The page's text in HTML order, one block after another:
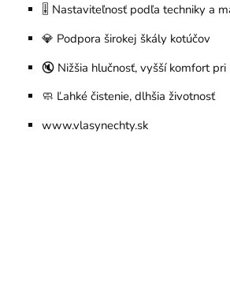
🎚️ Nastaviteľnosť podľa techniky a
💎 Podpora širokej škály kotúčov
🔇 Nižšia hlučnosť, vyšší komfort pri
🧼 Ľahké čistenie, dlhšia životnosť
www.vlasynechty.sk